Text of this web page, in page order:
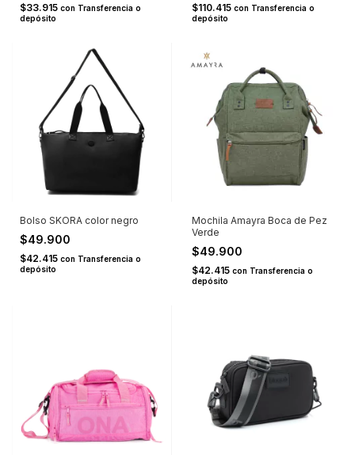
$33.915 con Transferencia o
depósito
$110.415 con Transferencia o
depósito
Bolso SKORA color negro
$49.900
$42.415 con Transferencia o
depósito
Mochila Amayra Boca de Pez
Verde
$49.900
$42.415 con Transferencia o
depósito